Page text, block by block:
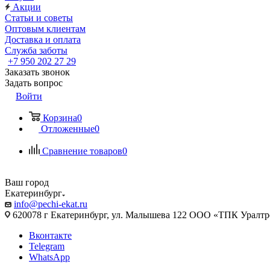
Акции
Статьи и советы
Оптовым клиентам
Доставка и оплата
Служба заботы
+7 950 202 27 29
Заказать звонок
Задать вопрос
Войти
Корзина0
Отложенные0
Сравнение товаров0
Ваш город
Екатеринбург
info@pechi-ekat.ru
620078 г Екатеринбург, ул. Малышева 122 ООО «ТПК
Вконтакте
Telegram
WhatsApp